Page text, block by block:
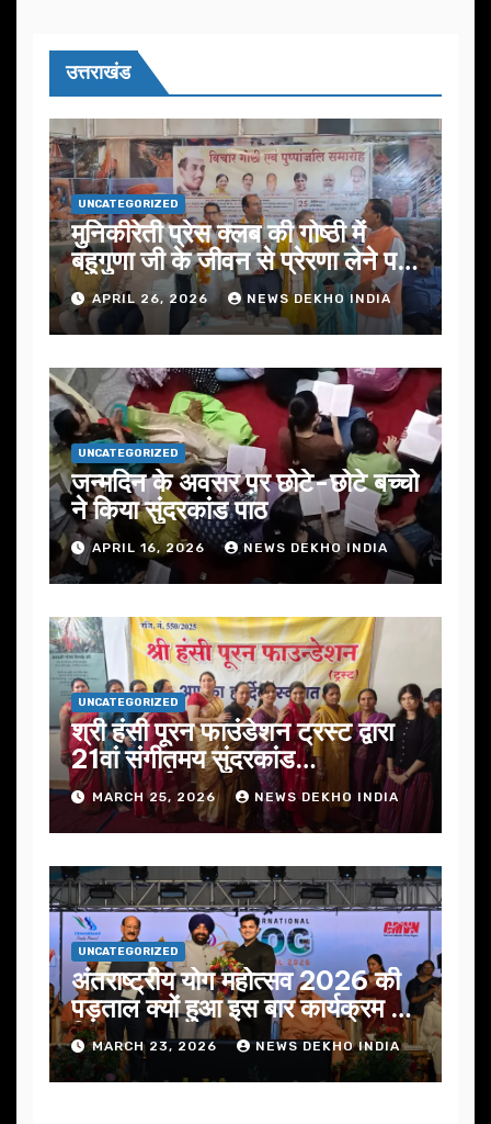
उत्तराखंड
UNCATEGORIZED
मुनिकीरेती प्रेस क्लब की गोष्ठी में
बहुगुणा जी के जीवन से प्रेरणा लेने पर
जोरAPRIL 26, 2026 NEWS DEKHO INDIA
UNCATEGORIZED
जन्मदिन के अवसर प़र छोटे-छोटे बच्चो
ने किया सुंदरकांड पाठ
APRIL 16, 2026 NEWS DEKHO INDIA
UNCATEGORIZED
श्री हंसी पूरन फाउंडेशन ट्रस्ट द्वारा
21वां संगीतमय सुंदरकांड
सफलतापूर्वक संपन्न
MARCH 25, 2026 NEWS DEKHO INDIA
UNCATEGORIZED
अंतराष्ट्रीय योग महोत्सव 2026 की
पड़ताल क्यों हुआ इस बार कार्यक्रम में
निखार
MARCH 23, 2026 NEWS DEKHO INDIA